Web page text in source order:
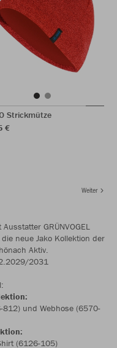
Strickmütze
€
Weiter
GRÜNVOGEL
neue Jako Kollektion der
Aktiv.
2031
812) und Webhose (6570-
(6126-105)